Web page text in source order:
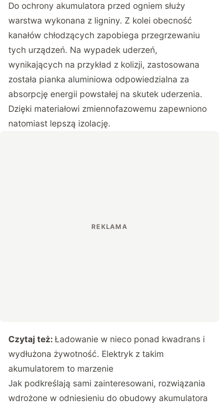
Do ochrony akumulatora przed ogniem służy
warstwa wykonana z ligniny. Z kolei obecność
kanałów chłodzących zapobiega przegrzewaniu
tych urządzeń. Na wypadek uderzeń,
wynikających na przykład z kolizji, zastosowana
została pianka aluminiowa odpowiedzialna za
absorpcję energii powstałej na skutek uderzenia.
Dzięki materiałowi zmiennofazowemu zapewniono
natomiast lepszą izolację.
Czytaj też: Ładowanie w nieco ponad kwadrans i
wydłużona żywotność. Elektryk z takim
akumulatorem to marzenie
Jak podkreślają sami zainteresowani, rozwiązania
wdrożone w odniesieniu do obudowy akumulatora